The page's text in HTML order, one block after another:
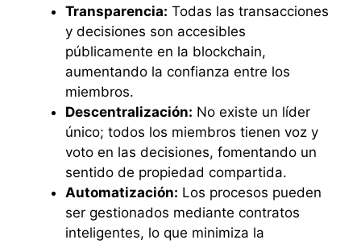
Transparencia: Todas las transacciones
y decisiones son accesibles
públicamente en la blockchain,
aumentando la confianza entre los
miembros.
Descentralización: No existe un líder
único; todos los miembros tienen voz y
voto en las decisiones, fomentando un
sentido de propiedad compartida.
Automatización: Los procesos pueden
ser gestionados mediante contratos
inteligentes, lo que minimiza la